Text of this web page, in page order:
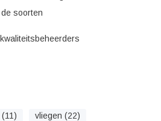
soorten
vliegen (22)